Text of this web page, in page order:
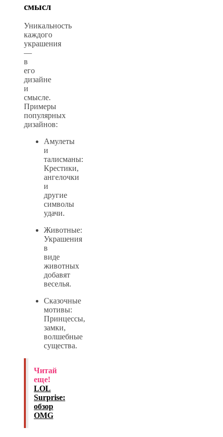
смысл
Уникальность
каждого
украшения
—
в
его
дизайне
и
смысле.
Примеры
популярных
дизайнов:
Амулеты
и
талисманы:
Крестики,
ангелочки
и
другие
символы
удачи.
Животные:
Украшения
в
виде
животных
добавят
веселья.
Сказочные
мотивы:
Принцессы,
замки,
волшебные
существа.
Читай
еще!
LOL
Surprise:
обзор
OMG